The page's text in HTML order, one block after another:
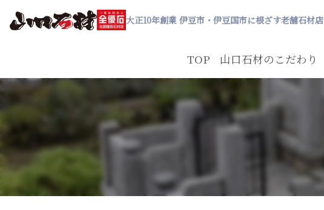
大正10年創業 伊豆市・伊豆国市に根ざす老舗石材店
TOP 山口石材のこだわり